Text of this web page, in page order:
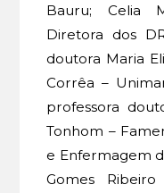
Bauru; Celia
Diretora dos
doutora Maria
Corrêa –
professora
Tonhom –
e Enfermagem
Gomes